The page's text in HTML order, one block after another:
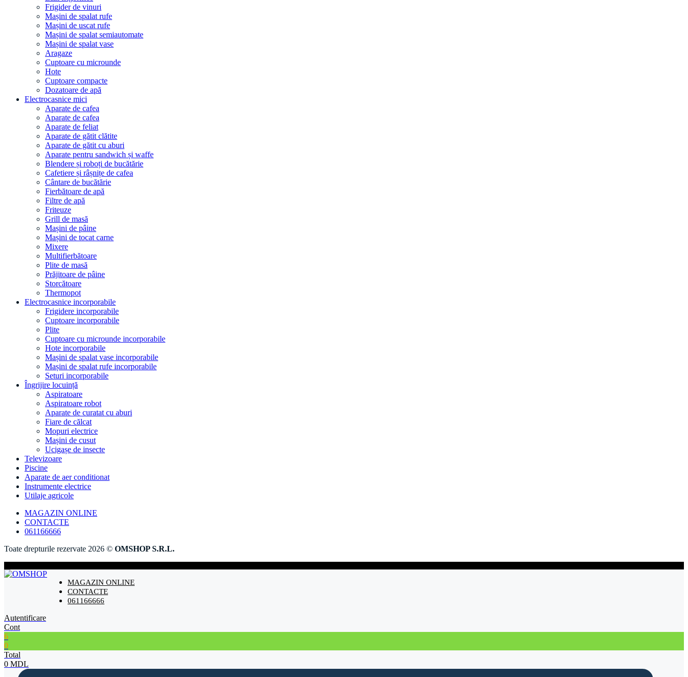
Frigider de vinuri
Mașini de spalat rufe
Mașini de uscat rufe
Mașini de spalat semiautomate
Mașini de spalat vase
Aragaze
Cuptoare cu microunde
Hote
Cuptoare compacte
Dozatoare de aрă
Electrocasnice mici
Aparate de cafea
Aparate de cafea
Aparate de feliat
Aparate de gătit clătite
Aparate de gătit cu aburi
Aparate pentru sandwich și waffe
Blendere și roboți de bucătărie
Cafetiere și râșnițe de cafea
Cântare de bucătărie
Fierbătoare de apă
Filtre de apă
Friteuze
Grill de masă
Mașini de pâine
Mașini de tocat carne
Mixere
Multifierbătoare
Plite de masă
Prăjitoare de pâine
Storcătoare
Thermopot
Electrocasnice incorporabile
Frigidere incorporabile
Cuptoare incorporabile
Plite
Cuptoare cu microunde incorporabile
Hote incorporabile
Mașini de spalat vase incorporabile
Mașini de spalat rufe incorporabile
Seturi incorporabile
Îngrijire locuință
Aspiratoare
Aspiratoare robot
Aparate de curatat cu aburi
Fiare de călcat
Mopuri electrice
Mașini de cusut
Ucigașe de insecte
Televizoare
Piscine
Aparate de aer conditionat
Instrumente electrice
Utilaje agricole
MAGAZIN ONLINE
CONTACTE
061166666
Toate drepturile rezervate 2026 © OMSHOP S.R.L.
MAGAZIN ONLINE
CONTACTE
061166666
Autentificare
Cont
6
0
Total
0 MDL